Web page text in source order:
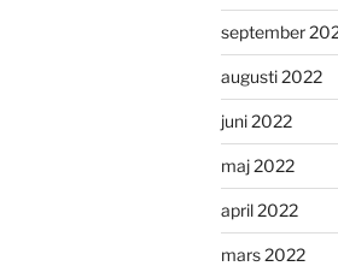
september
augusti 2022
juni 2022
maj 2022
april 2022
mars 2022